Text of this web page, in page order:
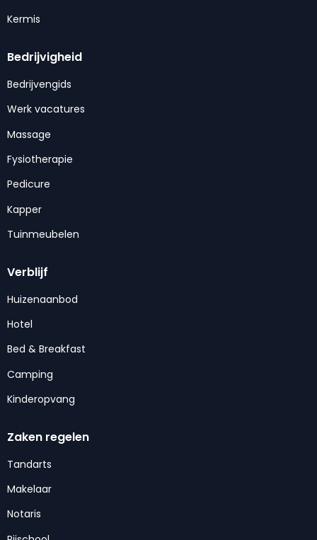
Kermis
Bedrijvigheid
Bedrijvengids
Werk vacatures
Massage
Fysiotherapie
Pedicure
Kapper
Tuinmeubelen
Verblijf
Huizenaanbod
Hotel
Bed & Breakfast
Camping
Kinderopvang
Zaken regelen
Tandarts
Makelaar
Notaris